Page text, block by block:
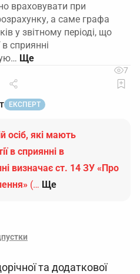
враховувати при
а саме графа
у звітному періоді, що
сприянні
7
ЕКСПЕРТ
осіб, які мають
в сприянні в
визначає ст. 14 ЗУ «Про
(… Ще
та додаткової